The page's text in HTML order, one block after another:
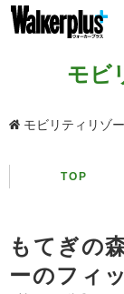
モビ
モビリティリゾ
TOP
もてぎの
ーのフィ